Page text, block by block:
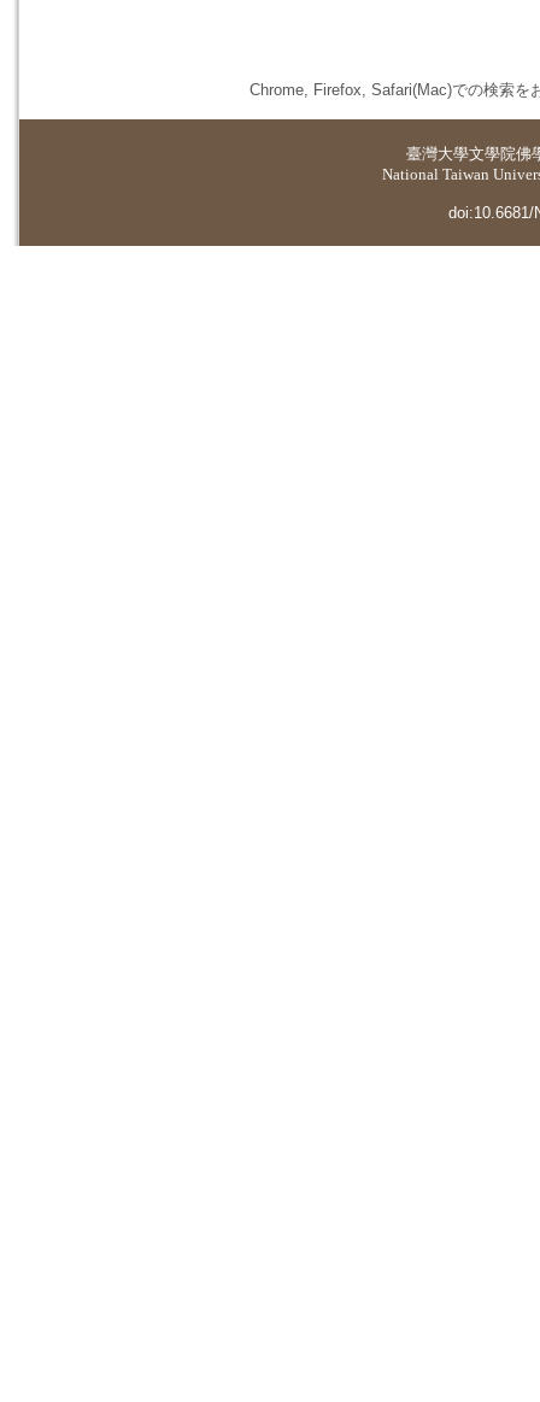
Chrome, Firefox, Safari(Mac)での検索を
臺灣大學文學院佛
National Taiwan
doi:10.6681/